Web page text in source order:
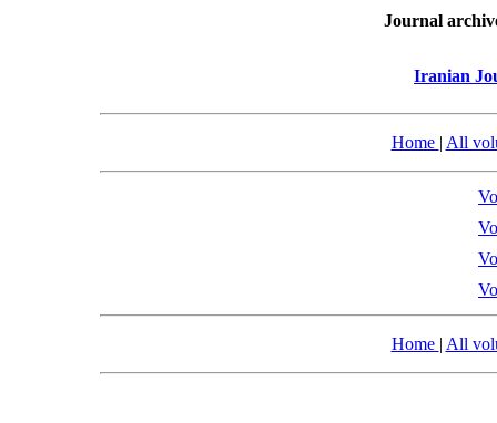
Journal
Iranian
Home | All
Home | All